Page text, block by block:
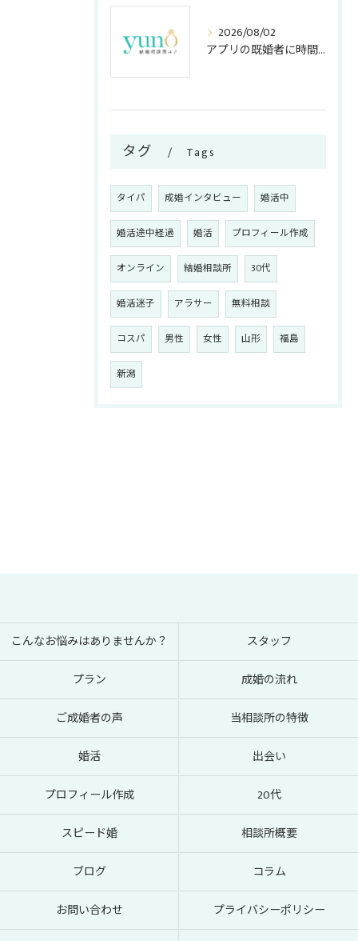
2026/08/02
アプリの既婚者に時間を奪われない！アラサー女子が知っておくべき嘘の見破り方
タグ Tags
タイパ 成婚インタビュー 婚活中
婚活途中経過 婚活 プロフィール作成
オンライン 結婚相談所 30代
婚活迷子 アラサー 無料相談
コスパ 男性 女性 山形 福島
新潟
こんなお悩みはありませんか？ スタッフ
プラン 成婚の流れ
ご成婚者の声 当相談所の特徴
婚活 出会い
プロフィール作成 20代
スピード婚 相談所概要
ブログ コラム
お問い合わせ プライバシーポリシー